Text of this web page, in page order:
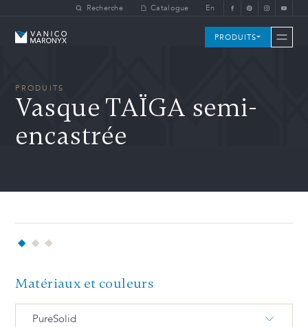
Skip to main contentRecherche Catalogue En
Vanico-Maronyx PRODUITS
PRODUITS
Vasque TAÏGA semi-
encastrée
Matériaux et couleurs
PureSolid